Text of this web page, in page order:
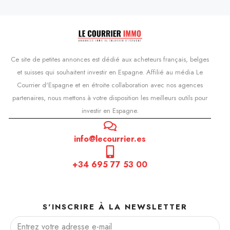
Ce site de petites annonces est dédié aux acheteurs français, belges
et suisses qui souhaitent investir en Espagne. Affilié au média Le
Courrier d'Espagne et en étroite collaboration avec nos agences
partenaires, nous mettons à votre disposition les meilleurs outils pour
investir en Espagne.
info@lecourrier.es
+34 695 77 53 00
S'INSCRIRE À LA NEWSLETTER